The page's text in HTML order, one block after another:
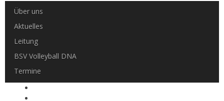
Über uns
Aktuelles
Leitung
BSV Volleyball DNA
Termine